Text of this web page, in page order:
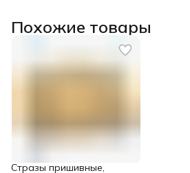
Похожие товары
Стразы пришивные,